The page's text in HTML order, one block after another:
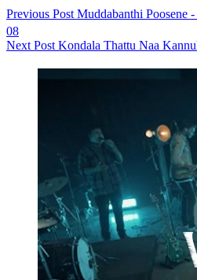
Previous Post Muddabanthi
08
Next Post Kondala Thattu Naa